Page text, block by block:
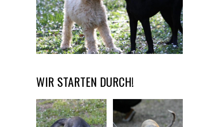
WIR STARTEN DURCH!